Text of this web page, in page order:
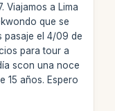
Viajamos a Lima
que se
pasaje el 4/09 de
para tour a
scon una noce
15 años. Espero